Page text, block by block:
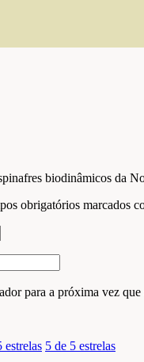
biodinâmicos da
obrigatórios marcados
para a próxima vez que
estrelas 5 de 5 estrelas